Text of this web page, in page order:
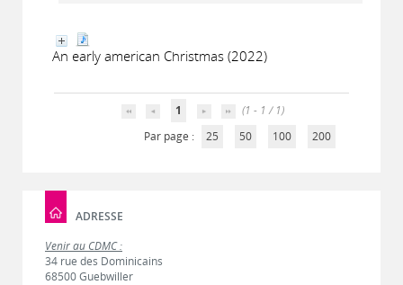
An early american Christmas (2022)
1
(1 - 1 / 1)
Par page :
25 50 100 200
ADRESSE
Venir au CDMC :
34 rue des Dominicains
68500 Guebwiller